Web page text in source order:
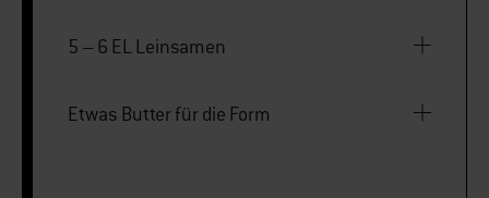
5 – 6 EL Leinsamen
Etwas Butter für die Form